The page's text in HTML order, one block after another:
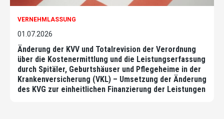
VERNEHMLASSUNG
01.07.2026
Änderung der KVV und Totalrevision der Verordnung
über die Kostenermittlung und die Leistungserfassung
durch Spitäler, Geburtshäuser und Pflegeheime in der
Krankenversicherung (VKL) – Umsetzung der Änderung
des KVG zur einheitlichen Finanzierung der Leistungen